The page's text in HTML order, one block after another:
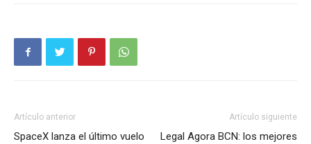
Artículo anterior
SpaceX lanza el último vuelo
Artículo siguiente
Legal Agora BCN: los mejores